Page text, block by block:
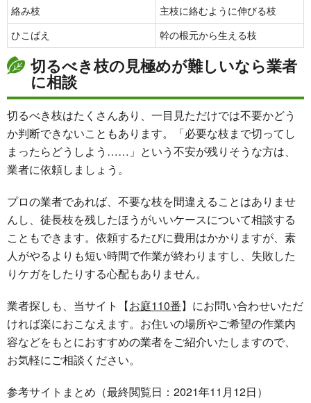
絡み枝
主枝に絡むように伸びる枝
ひこばえ
幹の根元から生える枝
切るべき枝の見極めが難しいなら業者
に相談
切るべき枝はたくさんあり、一目見ただけでは不要かどう
か判断できないこともあります。「必要な枝まで切ってし
まったらどうしよう……」という不安が残りそうな方は、
業者に依頼しましょう。
プロの業者であれば、不要な枝を間違えることはありませ
んし、徒長枝を残したほうがいいケースについて相談する
こともできます。依頼するたびに費用はかかりますが、素
人がやるよりも短い時間で作業が終わりますし、失敗した
りケガをしたりする心配もありません。
業者探しも、当サイト【お庭110番】にお問い合わせいただ
ければ楽におこなえます。お住いの場所やご希望の作業内
容などをもとにおすすめの業者をご紹介いたしますので、
お気軽にご相談ください。
参考サイトまとめ（最終閲覧日：2021年11月12日）